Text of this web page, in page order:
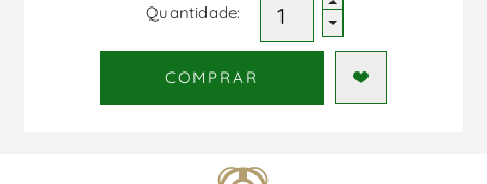
Quantidade:
COMPRAR